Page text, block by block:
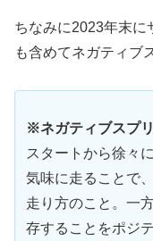
ちなみに2023年末に
も含めてネガティブ
※ネガティブスプ
スタートから徐々
気味に走ることで
走り方のこと。一
存することをポジ